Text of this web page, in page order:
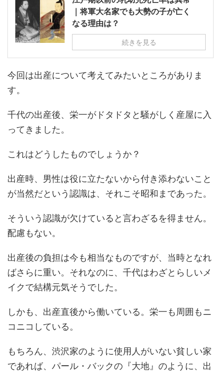
｜将軍大名家でも大勢の子が亡く
なる理由は？
続きを見る
今回は出産について考えてみたいところがありま
す。
千代の出産後、栄一がドタドタと騒がしく産屋に入
ってきました。
これはどうしたものでしょうか？
出産時、男性は役に立たないから付き添わないこと
が当然だという認識は、それこそ昭和まであった。
そういう認識が欠けていると言わざるを得ません。
配慮もない。
出産後の負担は今も相当なものですが、当時となれ
ばさらに重い。それなのに、千代はわざとらしいメ
イクで結構元気そうでした。
しかも、出産直後から働いている。栄一も周囲もニ
コニコしている。
もちろん、渋沢家のように使用人がいない貧しい家
であれば、パール・バックの『大地』のように、出